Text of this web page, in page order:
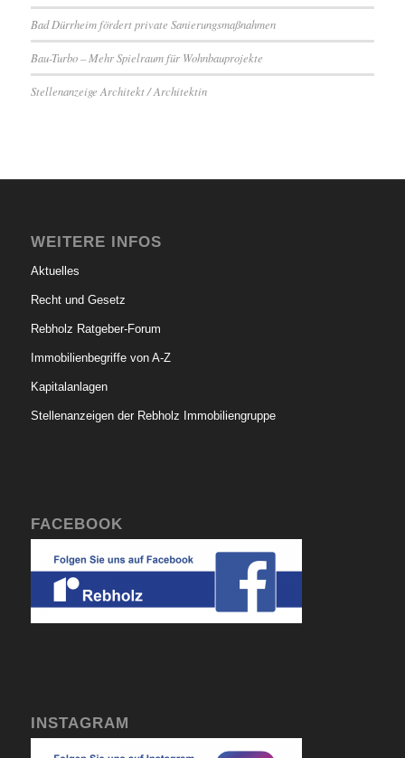
Bad Dürrheim fördert private Sanierungsmaßnahmen
Bau-Turbo – Mehr Spielraum für Wohnbauprojekte
Stellenanzeige Architekt / Architektin
WEITERE INFOS
Aktuelles
Recht und Gesetz
Rebholz Ratgeber-Forum
Immobilienbegriffe von A-Z
Kapitalanlagen
Stellenanzeigen der Rebholz Immobiliengruppe
FACEBOOK
INSTAGRAM